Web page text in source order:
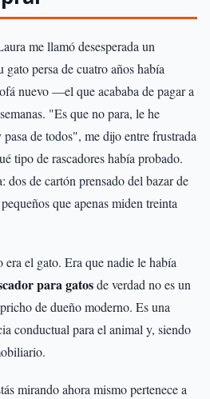
me llamó desesperada un
persa de cuatro años había
nuevo —el que acababa de pagar a
"Es que no para, le he
de todos", me dijo entre frustrada
tipo de rascadores había probado.
dos de cartón prensado del bazar de
que apenas miden treinta
el gato. Era que nadie le había
para gatosde verdad no es un
de dueño moderno. Es una
conductual para el animal y, siendo
mirando ahora mismo pertenece a